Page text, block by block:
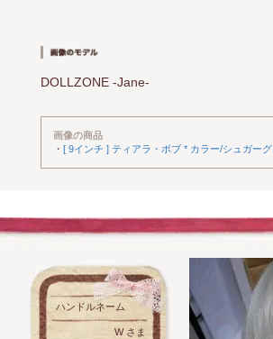
DOLLZONE -Jane-
画像の商品
・ [ 9インチ ] ティアラ・ボブ * カラー/シュガー
ハンドルネーム
W さま